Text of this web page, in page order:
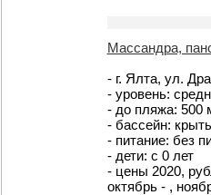
Массандра,
- г. Ялта, ул.
- уровень:
- до пляжа: 500
- бассейн:
- питание: без
- дети: с 0 лет
- цены 2020,
октябрь - ,